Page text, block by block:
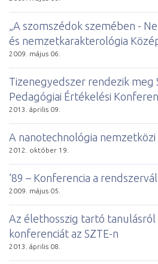
„A szomszédok szemében -
és nemzetkarakterológia
2009. május 06.
Tizenegyedszer rendezik meg
Pedagógiai Értékelési
2013. április 09.
A nanotechnológia
2012. október 19.
’89 – Konferencia a
2009. május 05.
Az élethosszig tartó
konferenciát az SZTE-n
2013. április 08.